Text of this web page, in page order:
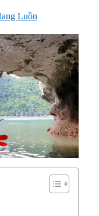
Luồn